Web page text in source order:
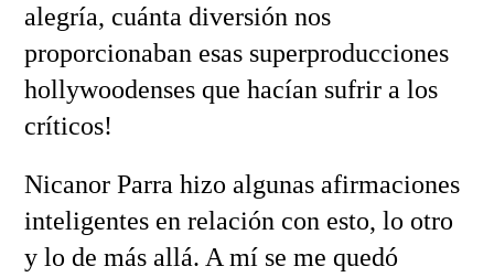
alegría, cuánta diversión nos
proporcionaban esas superproducciones
hollywoodenses que hacían sufrir a los
críticos!
Nicanor Parra hizo algunas afirmaciones
inteligentes en relación con esto, lo otro
y lo de más allá. A mí se me quedó